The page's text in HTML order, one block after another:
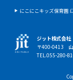
にこにこキッズ保育園
ジット株式会社
〒400-0413 山
TEL.055-280-